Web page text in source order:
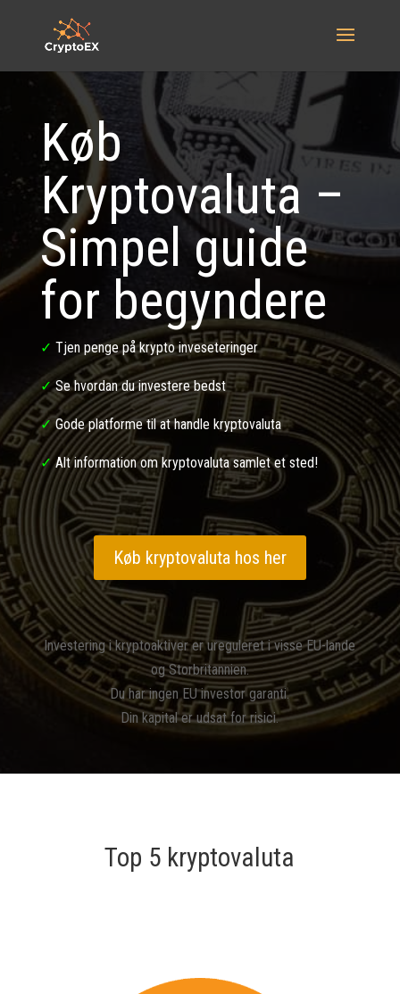
Køb
Kryptovaluta –
Simpel guide
for begyndere
✓ Tjen penge på krypto inveseteringer
✓ Se hvordan du investere bedst
✓Gode platforme til at handle kryptovaluta
✓Alt information om kryptovaluta samlet et sted!
Køb kryptovaluta hos her
Investering i kryptoaktiver er ureguleret i visse EU-lande
og Storbritannien.
Du har ingen EU investor garanti.
Din kapital er udsat for risici.
Top 5 kryptovaluta